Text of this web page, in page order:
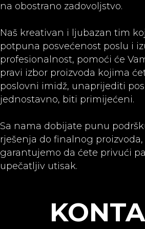
na obostrano zadovoljstvo.
Naš kreativan i ljubazan tim
potpuna posvećenost poslu i
profesionalnost, pomoći će
pravi izbor proizvoda kojima
poslovni imidž, unaprijediti
jednostavno, biti primijećeni.
Sa nama dobijate punu
rješenja do finalnog
garantujemo da ćete privući
upečatljiv utisak.